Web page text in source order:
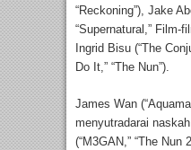
“Reckoning”), Jake
“Supernatural,” Film-
Ingrid Bisu (“The
Do It,” “The Nun”).
James Wan
menyutradarai
(“M3GAN,” “The Nun